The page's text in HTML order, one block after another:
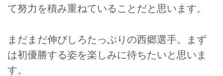
て努力を積み重ねていることだと思います。
まだまだ伸びしろたっぷりの西郷選手。まず
は初優勝する姿を楽しみに待ちたいと思いま
す。